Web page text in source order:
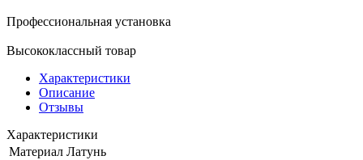
Профессиональная установка
Высококлассный товар
Характеристики
Описание
Отзывы
Характеристики
Материал Латунь